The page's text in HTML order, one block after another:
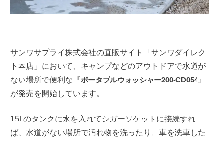
サンワサプライ株式会社の直販サイト「サンワダイレク
ト本店」において、キャンプなどのアウトドアで水道が
ない場所で便利な『ポータブルウォッシャー200-CD054』
が発売を開始しています。
15Lのタンクに水を入れてシガーソケットに接続すれ
ば、水道がない場所で汚れ物を洗ったり、車を洗車した